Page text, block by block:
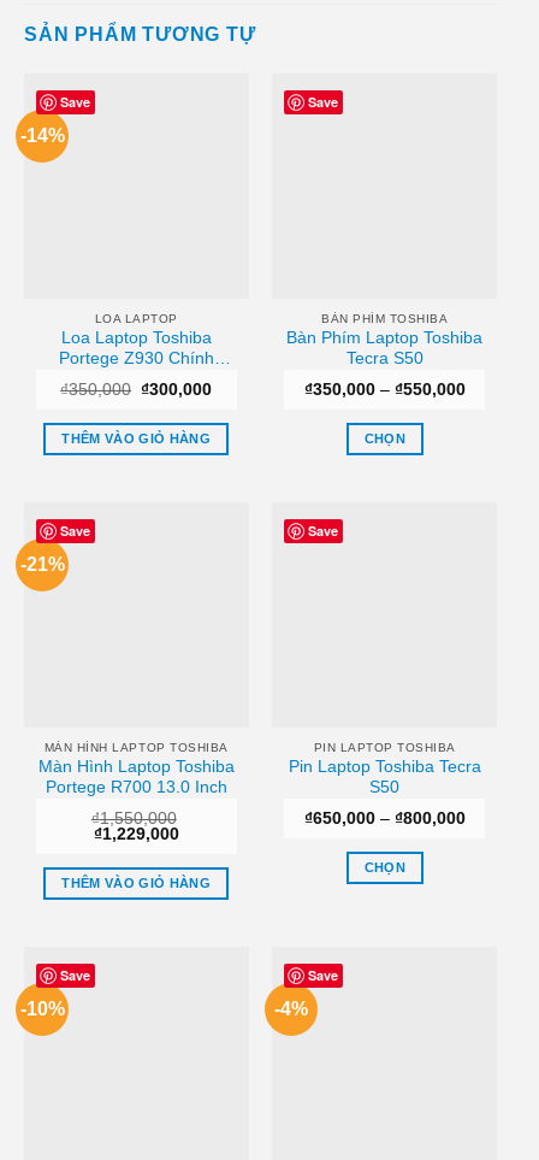
SẢN PHẨM TƯƠNG TỰ
Save
-14%
LOA LAPTOP
Loa Laptop Toshiba
Portege Z930 Chính
Hãng
₫350,000 Giá
là:
₫350,000.
₫300,000Giá
tại
₫300,000.
THÊM VÀO GIỎ HÀNG
Save
BÀN PHÍM TOSHIBA
Bàn Phím Laptop Toshiba
Tecra S50
₫350,000 – ₫550,000Khoảng
CHỌN
thể
được
chọn
trên
sản
Save
-21%
MÀN HÌNH LAPTOP TOSHIBA
Màn Hình Laptop Toshiba
Portege R700 13.0 Inch
₫1,550,000
Giá
là:
₫1,550,000.
₫1,229,000Giá
tại
là:
₫1,229,000.
THÊM VÀO GIỎ HÀNG
Save
PIN LAPTOP TOSHIBA
Pin Laptop Toshiba Tecra
S50
₫650,000 – ₫800,000Khoảng
CHỌN
Save
-10%
Save
-4%